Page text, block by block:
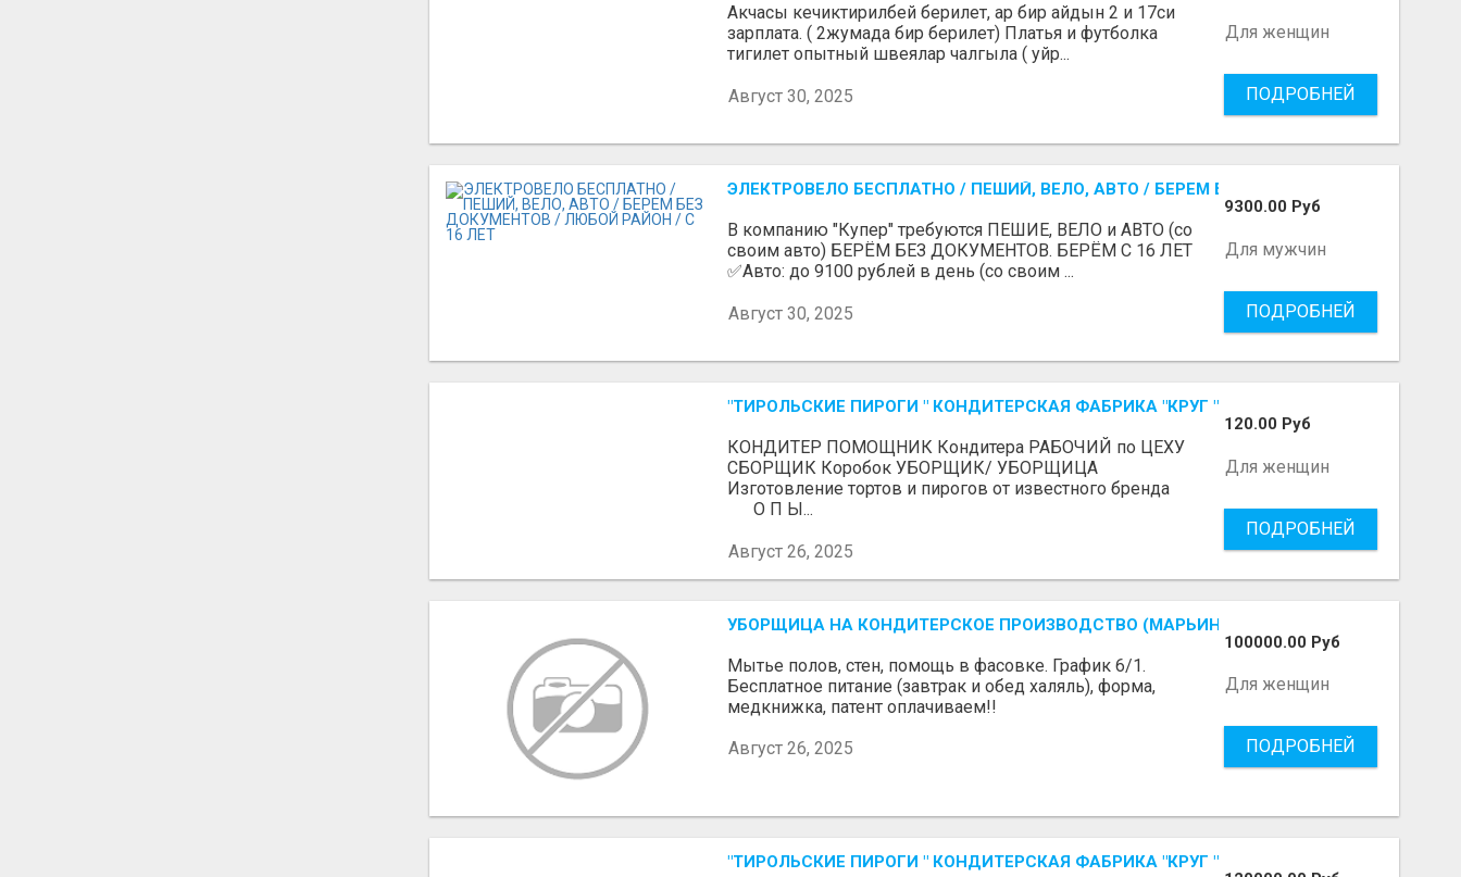
Акчасы кечиктирилбей берилет, ар бир айдын 2 и 17си
зарплата. ( 2жумада бир берилет) Платья и футболка
тигилет опытный швеялар чалгыла ( уйр...
Август 30, 2025
Для женщин
ПОДРОБНЕЙ
ЭЛЕКТРОВЕЛО БЕСПЛАТНО / ПЕШИЙ, ВЕЛО, АВТО / БЕРЕМ БЕЗ ДОКУМЕНТОВ / ЛЮБОЙ
В компанию "Купер" требуются ПЕШИЕ, ВЕЛО и АВТО (со
своим авто) БЕРЁМ БЕЗ ДОКУМЕНТОВ. БЕРЁМ С 16 ЛЕТ
✅Авто: до 9100 рублей в день (со своим ...
Август 30, 2025
9300.00 Руб
Для мужчин
ПОДРОБНЕЙ
"ТИРОЛЬСКИЕ ПИРОГИ " КОНДИТЕРСКАЯ ФАБРИКА "КРУГ "
КОНДИТЕР ПОМОЩНИК Кондитера РАБОЧИЙ по ЦЕХУ
СБОРЩИК Коробок УБОРЩИК/ УБОРЩИЦА
Изготовление тортов и пирогов от известного бренда
О П Ы...
Август 26, 2025
120.00 Руб
Для женщин
ПОДРОБНЕЙ
УБОРЩИЦА НА КОНДИТЕРСКОЕ ПРОИЗВОДСТВО (МАРЬИНО/КУРЬЯНОВО)
Мытье полов, стен, помощь в фасовке. График 6/1.
Бесплатное питание (завтрак и обед халяль), форма,
медкнижка, патент оплачиваем!!
Август 26, 2025
100000.00 Руб
Для женщин
ПОДРОБНЕЙ
"ТИРОЛЬСКИЕ ПИРОГИ " КОНДИТЕРСКАЯ ФАБРИКА "КРУГ "